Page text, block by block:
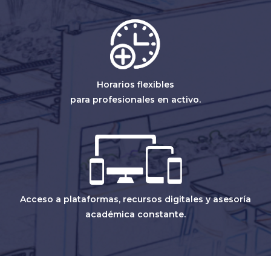
Horarios flexibles
para profesionales en activo.
Acceso a plataformas, recursos digitales y asesoría
académica constante.